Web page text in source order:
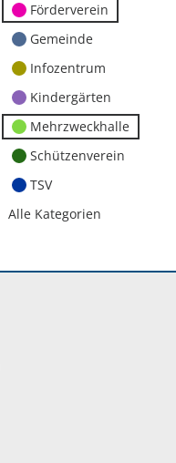
Förderverein
Gemeinde
Infozentrum
Kindergärten
Mehrzweckhalle
Schützenverein
TSV
Alle Kategorien